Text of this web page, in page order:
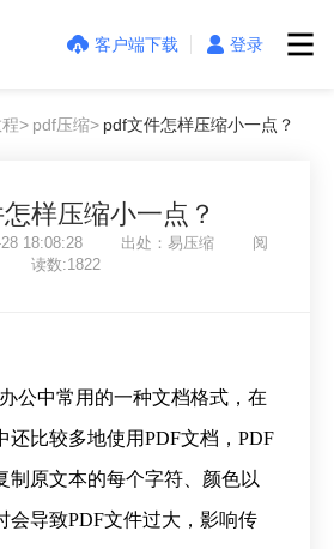
客户端下载 登录
> pdf压缩> pdf文件怎样压缩小一点？
样压缩小一点？
28 18:08:28 出处：易压缩 阅
读数:1822
公中常用的一种文档格式，在
还比较多地使用PDF文档，PDF
制原文本的每个字符、颜色以
会导致PDF文件过大，影响传